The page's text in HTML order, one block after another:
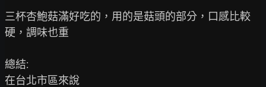
三杯杏鮑菇滿好吃的，用的是菇頭的部分，口感比較
硬，調味也重
總結:
在台北市區來說